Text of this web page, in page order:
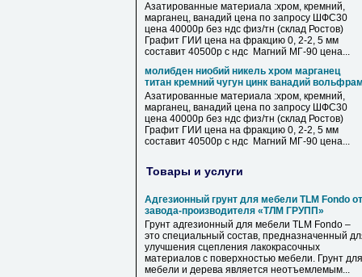
Азатированные материала :хром, кремний,
марганец, ванадий цена по запросу ШФС30
цена 40000р без ндс физ/тн (склад Ростов)
Графит ГИИ цена на фракцию 0, 2-2, 5 мм
составит 40500р с ндс Магний МГ-90 цена...
молибден ниобий никель хром марганец
титан кремний чугун цинк ванадий
Азатированные материала :хром, кремний,
марганец, ванадий цена по запросу ШФС30
цена 40000р без ндс физ/тн (склад Ростов)
Графит ГИИ цена на фракцию 0, 2-2, 5 мм
составит 40500р с ндс Магний МГ-90 цена...
Товары и услуги
Адгезионный грунт для мебели TLM Fondo от
завода-производителя «ТЛМ ГРУПП»
Грунт адгезионный для мебели TLM Fondo –
это специальный состав, предназначенный
улучшения сцепления лакокрасочных
материалов с поверхностью мебели. Грунт для
мебели и дерева является неотъемлемым...